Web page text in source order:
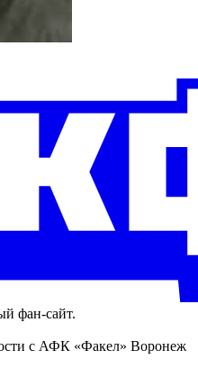
фан-сайт.
с АФК «Факел» Воронеж